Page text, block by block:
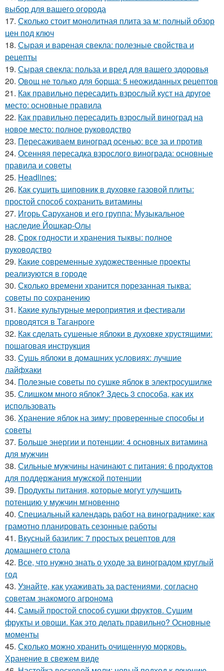
выбор для вашего огорода
17. Сколько стоит монолитная плита за м: полный обзор
цен под ключ
18. Сырая и вареная свекла: полезные свойства и
рецепты
19. Сырая свекла: польза и вред для вашего здоровья
20. Овощ не только для борща: 5 неожиданных рецептов
21. Как правильно пересадить взрослый куст на другое
место: основные правила
22. Как правильно пересадить взрослый виноград на
новое место: полное руководство
23. Пересаживаем виноград осенью: все за и против
24. Осенняя пересадка взрослого винограда: основные
правила и советы
25. Headlines:
26. Как сушить шиповник в духовке газовой плиты:
простой способ сохранить витамины
27. Игорь Саруханов и его группа: Музыкальное
наследие Йошкар-Олы
28. Срок годности и хранения тыквы: полное
руководство
29. Какие современные художественные проекты
реализуются в городе
30. Сколько времени хранится порезанная тыква:
советы по сохранению
31. Какие культурные мероприятия и фестивали
проводятся в Таганроге
32. Как сделать сушеные яблоки в духовке хрустящими:
пошаговая инструкция
33. Сушь яблоки в домашних условиях: лучшие
лайфхаки
34. Полезные советы по сушке яблок в электросушилке
35. Слишком много яблок? Здесь 3 способа, как их
использовать
36. Хранение яблок на зиму: проверенные способы и
советы
37. Больше энергии и потенции: 4 основных витамина
для мужчин
38. Сильные мужчины начинают с питания: 6 продуктов
для поддержания мужской потенции
39. Продукты питания, которые могут улучшить
потенцию у мужчин мгновенно
40. Специальный календарь работ на винограднике: как
грамотно планировать сезонные работы
41. Вкусный базилик: 7 простых рецептов для
домашнего стола
42. Все, что нужно знать о уходе за виноградом круглый
год
43. Узнайте, как ухаживать за растениями, согласно
советам знакомого агронома
44. Самый простой способ сушки фруктов. Сушим
фрукты и овощи. Как это делать правильно? Основные
моменты
45. Сколько можно хранить очищенную морковь.
Хранение в свежем виде